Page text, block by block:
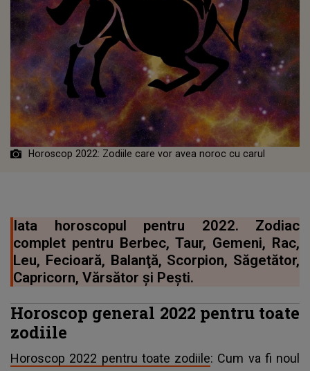
Horoscop 2022: Zodiile care vor avea noroc cu carul
Iata horoscopul pentru 2022. Zodiac
complet pentru Berbec, Taur, Gemeni, Rac,
Leu, Fecioară, Balanţă, Scorpion, Săgetător,
Capricorn, Vărsător şi Peşti.
Horoscop general 2022 pentru toate
zodiile
Horoscop 2022 pentru toate zodiile: Cum va fi noul